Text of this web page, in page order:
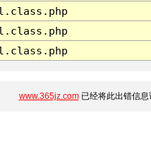
www.365jz.com已经将此出错信息